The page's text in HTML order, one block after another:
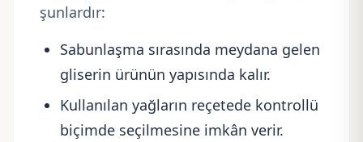
şunlardır:
Sabunlaşma sırasında meydana gelen
gliserin ürünün yapısında kalır.
Kullanılan yağların reçetede kontrollü
biçimde seçilmesine imkân verir.